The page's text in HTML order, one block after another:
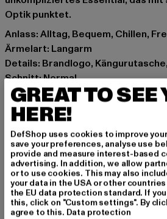
Optik punktet.
Anlass: Alltag, Bequem, Chillen,
Ärmelart: Langarm
Details: Brandlogo,
Schnitt: Normal
Marke: Market Studios
Kat.: Sweat & Fleece - Hoodies
Farbe: grau
Hersteller Farbe: ash
Materialzusammensetzung: 100%
Art.Nr: 397000636-03448
Hersteller: The Hundreds |
FAIRFAX AVE 501 | 90036 LOS
GREAT TO SEE
HERE!
DefShop uses cookies to improve
save your preferences, analyse use
provide and measure interest-based
advertising. In addition, we allow
or to use cookies. This may also
your data in the USA or other
the EU data protection standard. If
this, click on "Custom settings". By
agree to this. Data protection